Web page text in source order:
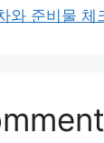
와 준비물 체